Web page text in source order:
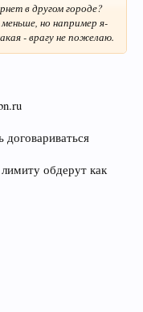
в другом городе?
но например я-
- врагу не пожелаю.
договариваться
обдерут как